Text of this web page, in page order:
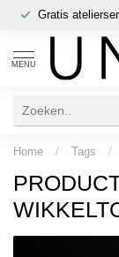
Gratis
MENU
Home / Tags /